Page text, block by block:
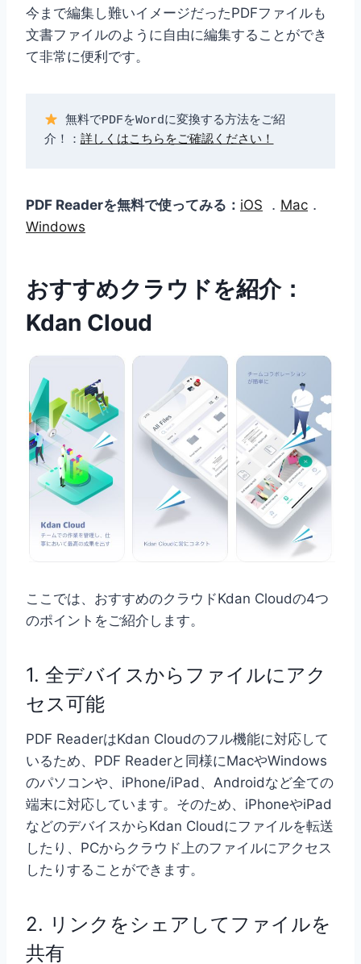
今まで編集し難いイメージだったPDFファイルも
文書ファイルのように自由に編集することができ
て非常に便利です。
無料でPDFをWordに変換する方法をご紹
介！： 詳しくはこちらをご確認ください！
PDF Readerを無料で使ってみる： iOS ． Mac ．
Windows
おすすめクラウドを紹介：
Kdan Cloud
ここでは、おすすめのクラウドKdan Cloudの4つ
のポイントをご紹介します。
1. 全デバイスからファイルにアク
セス可能
PDF ReaderはKdan Cloudのフル機能に対応して
いるため、PDF Readerと同様にMacやWindows
のパソコンや、iPhone/iPad、Androidなど全ての
端末に対応しています。そのため、iPhoneやiPad
などのデバイスからKdan Cloudにファイルを転送
したり、PCからクラウド上のファイルにアクセス
したりすることができます。
2. リンクをシェアしてファイルを
共有